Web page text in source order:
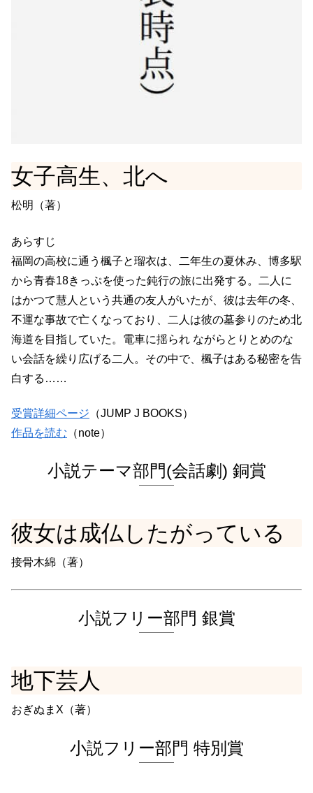
女子高生、北へ
松明（著）
あらすじ
福岡の高校に通う楓子と瑠衣は、二年生の夏休み、博多駅
から青春18きっぷを使った鈍行の旅に出発する。二人に
はかつて慧人という共通の友人がいたが、彼は去年の冬、
不運な事故で亡くなっており、二人は彼の墓参りのため北
海道を目指していた。電車に揺られ ながらとりとめのな
い会話を繰り広げる二人。その中で、楓子はある秘密を告
白する……
受賞詳細ページ （JUMP J BOOKS）
作品を読む （note）
小説テーマ部門(会話劇) 銅賞
彼女は成仏したがっている
接骨木綿（著）
小説フリー部門 銀賞
地下芸人
おぎぬまX（著）
小説フリー部門 特別賞